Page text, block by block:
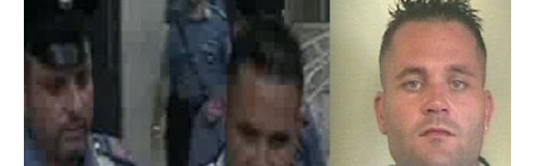
al
clan
Belforte.
Arrestati
cognata,